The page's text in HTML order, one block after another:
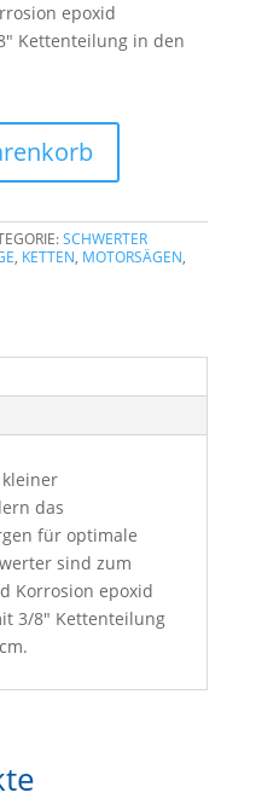
epoxid
Kettenteilung in den
SCHWERTER
, KETTEN, MOTORSÄGEN,
das
für optimale
sind zum
Korrosion epoxid
3/8" Kettenteilung